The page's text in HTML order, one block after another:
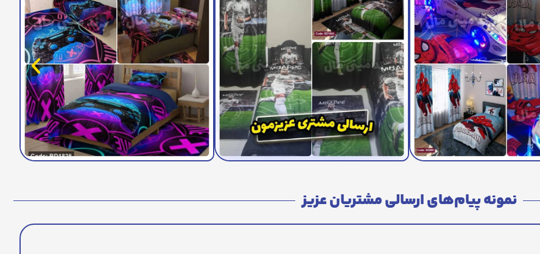
نمونه پیام‌های ارسالی مشتریان عزیز